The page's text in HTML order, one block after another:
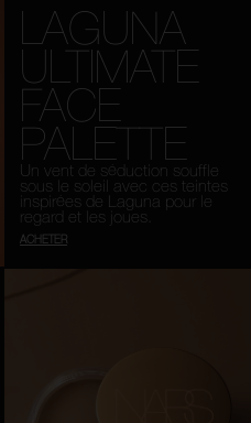
LAGUNA
ULTIMATE
FACE
PALETTE
Un vent de séduction souffle
sous le soleil avec ces teintes
inspirées de Laguna pour le
regard et les joues.
ACHETER